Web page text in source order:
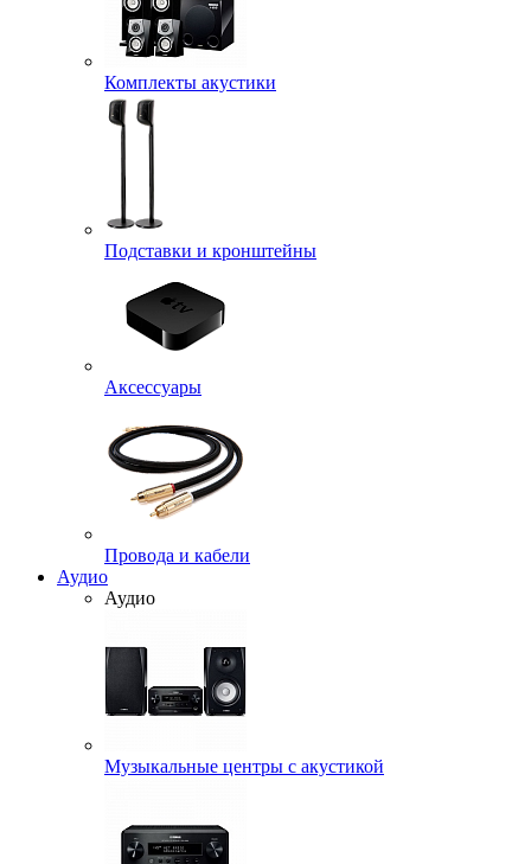
Комплекты акустики
Подставки и кронштейны
Аксессуары
Провода и кабели
Аудио
Аудио
Музыкальные центры с акустикой